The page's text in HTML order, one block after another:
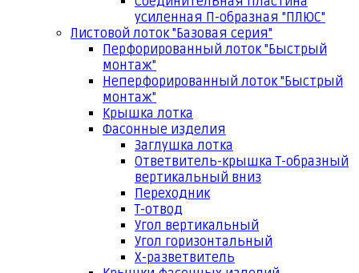
усиленная П-образная "ПЛЮС"
Листовой лоток "Базовая серия"
Перфорированный лоток "Быстрый
монтаж"
Неперфорированный лоток "Быстрый
монтаж"
Крышка лотка
Фасонные изделия
Заглушка лотка
Ответвитель-крышка Т-образный
вертикальный вниз
Переходник
Т-отвод
Угол вертикальный
Угол горизонтальный
Х-разветвитель